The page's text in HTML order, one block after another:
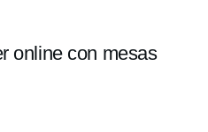
online con mesas